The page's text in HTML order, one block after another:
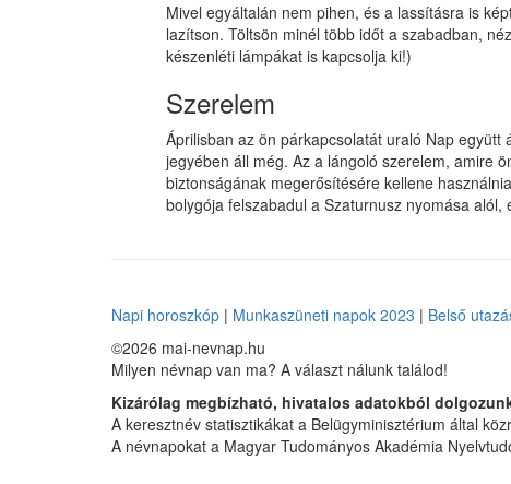
Mivel egyáltalán nem pihen, és a lassításra is
lazítson. Töltsön minél több időt a szabadban,
készenléti lámpákat is kapcsolja ki!)
Szerelem
Áprilisban az ön párkapcsolatát uraló Nap
jegyében áll még. Az a lángoló szerelem, amire
biztonságának megerősítésére kellene
bolygója felszabadul a Szaturnusz nyomása
Napi horoszkóp | Munkaszüneti napok 2023 | Belső
©2026 mai-nevnap.hu
Milyen névnap van ma? A választ nálunk találod!
Kizárólag megbízható, hivatalos adatokból
A keresztnév statisztikákat a Belügyminisztérium által
A névnapokat a Magyar Tudományos Akadémia